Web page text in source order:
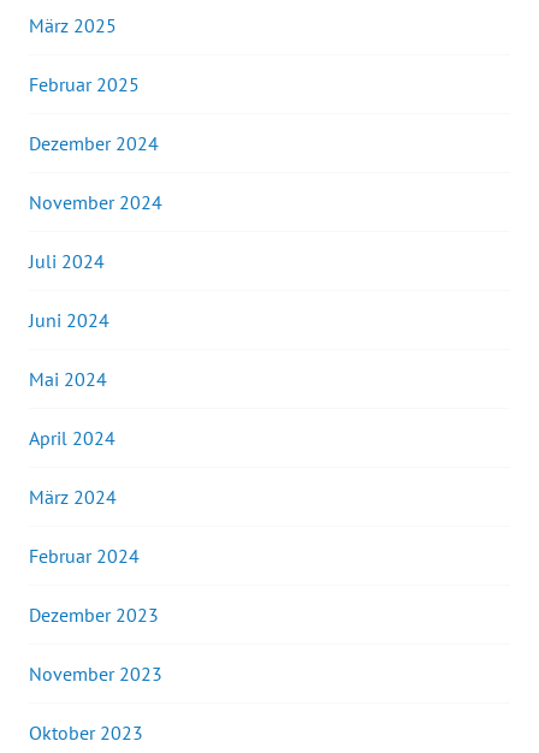
März 2025
Februar 2025
Dezember 2024
November 2024
Juli 2024
Juni 2024
Mai 2024
April 2024
März 2024
Februar 2024
Dezember 2023
November 2023
Oktober 2023